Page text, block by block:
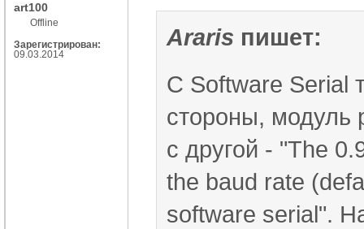
art100
Offline
Зарегистрирован:
09.03.2014
Araris пишет:
С Software Serial
стороны, модуль
с другой - "The
the baud rate
software serial".